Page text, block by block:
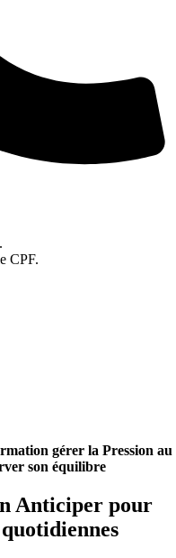
CPF.
gérer la Pression au
son équilibre
Anticiper pour